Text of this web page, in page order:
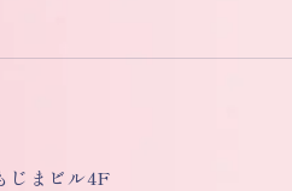
じまビル4F